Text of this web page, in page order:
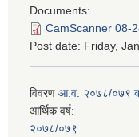
Documents:
CamScanner 08-
Post date: Friday,
विवरण आ.व. २०७८/०७९
आर्थिक वर्ष:
२०७८/०७९